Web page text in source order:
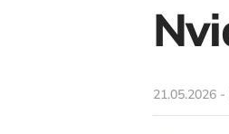
21.05.2026